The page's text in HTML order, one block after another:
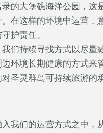
的大堡礁海洋公园，这
在这样的环境中运营，
护责任。
们持续寻找方式以尽量
环境长期健康的方式来
圣灵群岛可持续旅游的
我们的运营方式之中，